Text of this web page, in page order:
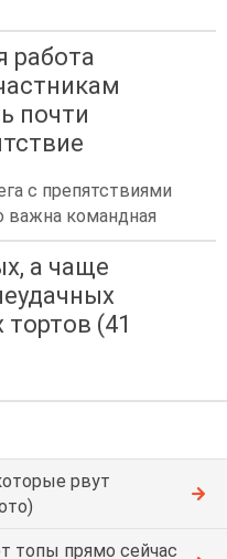
работа
почти
с препятствиями
важна командная
а чаще
(41
рвут
топы прямо сейчас